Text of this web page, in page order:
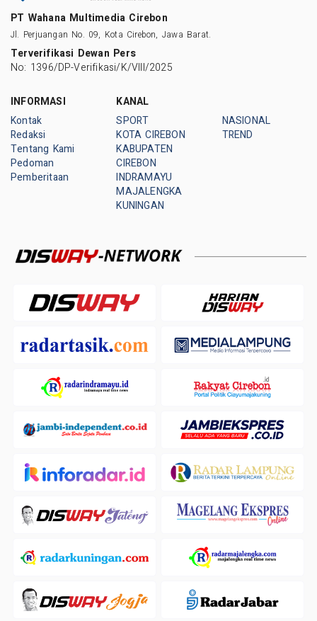
PT Wahana Multimedia Cirebon
Jl. Perjuangan No. 09, Kota Cirebon, Jawa Barat.
Terverifikasi Dewan Pers
No: 1396/DP-Verifikasi/K/VIII/2025
INFORMASI
Kontak
Redaksi
Tentang Kami
Pedoman
Pemberitaan
KANAL
SPORT
KOTA CIREBON
KABUPATEN
CIREBON
INDRAMAYU
MAJALENGKA
KUNINGAN
NASIONAL
TREND